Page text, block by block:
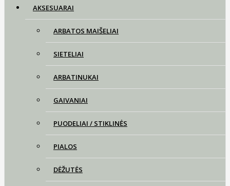
AKSESUARAI
ARBATOS MAIŠELIAI
SIETELIAI
ARBATINUKAI
GAIVANIAI
PUODELIAI / STIKLINĖS
PIALOS
DĖŽUTĖS